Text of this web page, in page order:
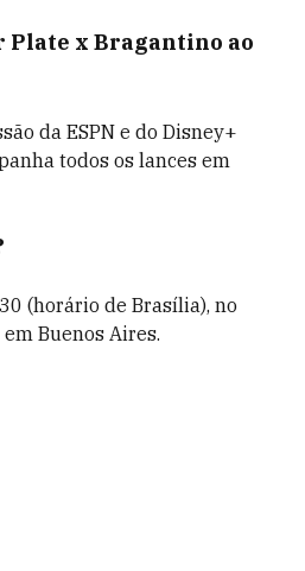
Plate x Bragantino ao
da ESPN e do Disney+
todos os lances em
(horário de Brasília), no
Buenos Aires.